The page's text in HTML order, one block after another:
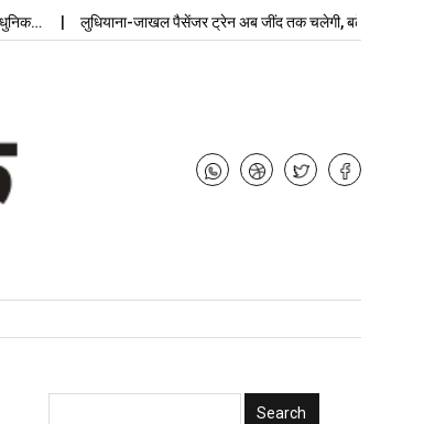
लुधियाना-जाखल पैसेंजर ट्रेन अब जींद तक चलेगी, बढ़ेगी…